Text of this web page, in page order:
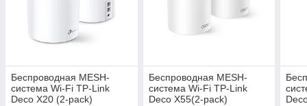
Беспроводная MESH-
система Wi-Fi TP-Link
Deco X20 (2-pack)
Беспроводная MESH-
система Wi-Fi TP-Link
Deco X55(2-pack)